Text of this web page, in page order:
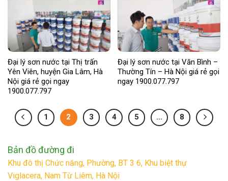
Đại lý sơn nước tại Thị trấn
Yên Viên, huyện Gia Lâm, Hà
Nội giá rẻ gọi ngay
1900.077.797
Đại lý sơn nước tại Văn Bình –
Thường Tín – Hà Nội giá rẻ gọi
ngay 1900.077.797
1 2 3 4 5 … 8
Bản đồ đường đi
Khu đô thị Chức năng, Phường, BT 3 6, Khu biệt thự
Viglacera, Nam Từ Liêm, Hà Nội